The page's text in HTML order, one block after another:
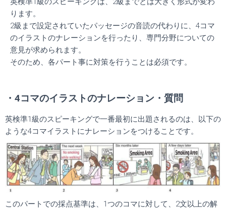
ります。
2級まで設定されていたパッセージの音読の代わりに、4コマ
のイラストのナレーションを行ったり、専門分野についての
意見が求められます。
そのため、各パート事に対策を行うことは必須です。
・4コマのイラストのナレーション・質問
英検準1級のスピーキングで一番最初に出題されるのは、以下の
ような4コマイラストにナレーションをつけることです。
このパートでの採点基準は、1つのコマに対して、2文以上の解